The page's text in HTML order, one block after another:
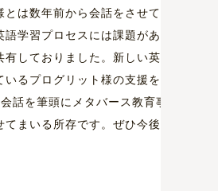
は数年前から会話をさせていただ
学習プロセスには課題がある、と
しておりました。新しい英語学習
るプログリット様の支援をいただ
話を筆頭にメタバース教育事業をさ
まいる所存です。ぜひ今後のゲシ